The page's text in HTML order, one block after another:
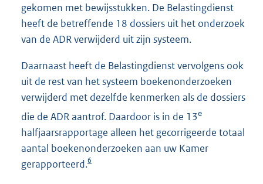
gekomen met bewijsstukken. De Belastingdienst
heeft de betreffende 18 dossiers uit het onderzoek
van de ADR verwijderd uit zijn systeem.
Daarnaast heeft de Belastingdienst vervolgens ook
uit de rest van het systeem boekenonderzoeken
verwijderd met dezelfde kenmerken als de dossiers
die de ADR aantrof. Daardoor is in de 13e
halfjaarsrapportage alleen het gecorrigeerde totaal
aantal boekenonderzoeken aan uw Kamer
gerapporteerd.6